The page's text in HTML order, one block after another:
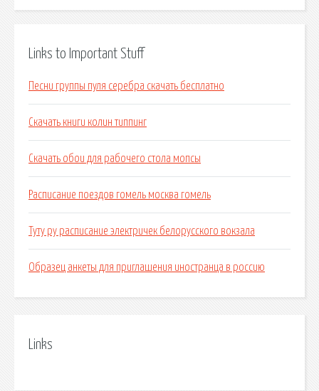
Links to Important Stuff
Песни группы пуля серебра скачать бесплатно
Скачать книги колин типпинг
Скачать обои для рабочего стола мопсы
Расписание поездов гомель москва гомель
Туту ру расписание электричек белорусского вокзала
Образец анкеты для приглашения иностранца в россию
Links